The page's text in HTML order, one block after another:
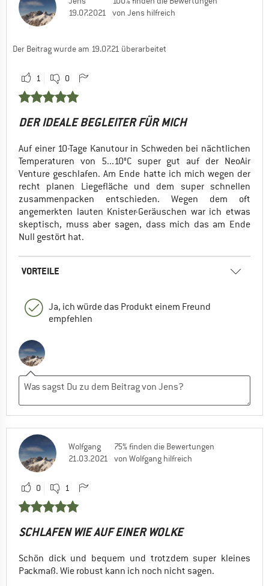
19.07.2021
von Jens hilfreich
Der Beitrag wurde am 19.07.21 überarbeitet
1 0
DER IDEALE BEGLEITER FÜR MICH
Auf einer 10-Tage Kanutour in Schweden bei nächtlichen
Temperaturen von 5...10°C super gut auf der NeoAir
Venture geschlafen. Am Ende hatte ich mich wegen der
recht planen Liegefläche und dem super schnellen
zusammenpacken entschieden. Wegen dem oft
angemerkten lauten Knister-Geräuschen war ich etwas
skeptisch, muss aber sagen, dass mich das am Ende
Null gestört hat.
VORTEILE
Ja, ich würde das Produkt einem Freund
empfehlen
Wolfgang
21.03.2021
75% finden die Bewertungen
von Wolfgang hilfreich
0 1
SCHLAFEN WIE AUF EINER WOLKE
Schön dick und bequem und trotzdem super kleines
Packmaß. Wie robust kann ich noch nicht sagen.